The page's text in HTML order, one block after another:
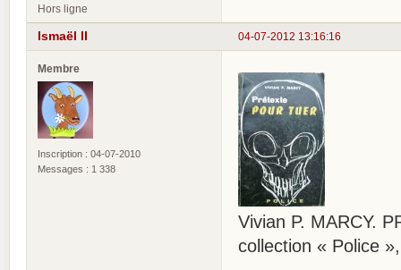
Hors ligne
04-07-2012 13:16:16
Ismaël II
Membre
Inscription : 04-07-2010
Messages : 1 338
Vivian P. MARCY.
collection « Police